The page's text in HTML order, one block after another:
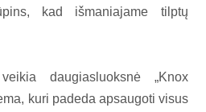
kad išmaniajame tilptų
daugiasluoksnė „Knox
kuri padeda apsaugoti visus